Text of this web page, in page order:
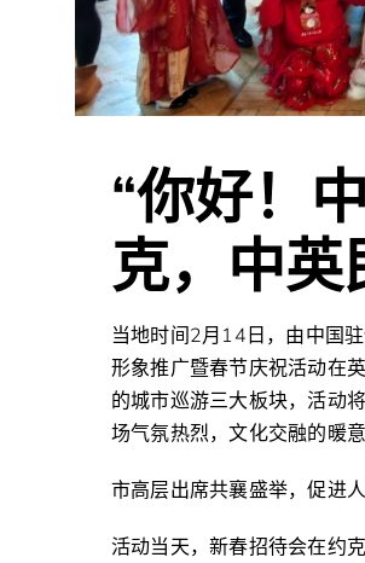
“你好！
克，中英
当地时间2月14日，由中国
形象推广暨春节庆祝活动在
的城市巡游三大板块，活动
场气氛热烈，文化交融的暖意
市高层出席共襄盛举，促进
活动当天，新春招待会在约